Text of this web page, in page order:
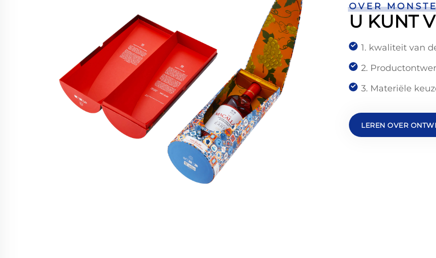
OVER
U KUNT
1. kwaliteit van
2.
3. Materiële
LEREN OVER